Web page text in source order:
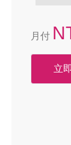
月付
立